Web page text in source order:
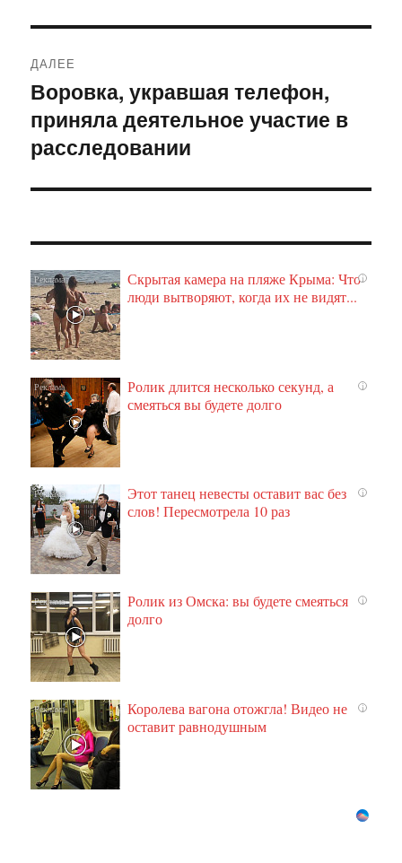
ДАЛЕЕ
Следующая
запись:
Воровка, укравшая телефон,
приняла деятельное участие в
расследовании
i
Скрытая камера на пляже Крыма: Что
люди вытворяют, когда их не видят...
i
Ролик длится несколько секунд, а
смеяться вы будете долго
i
Этот танец невесты оставит вас без
слов! Пересмотрела 10 раз
i
Ролик из Омска: вы будете смеяться
долго
i
Королева вагона отожгла! Видео не
оставит равнодушным